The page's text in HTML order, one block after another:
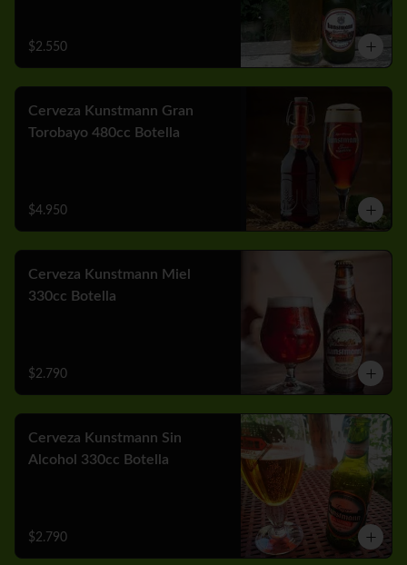
$2.550
Cerveza Kunstmann Gran
Torobayo 480cc Botella
$4.950
Cerveza Kunstmann Miel
330cc Botella
$2.790
Cerveza Kunstmann Sin
Alcohol 330cc Botella
$2.790